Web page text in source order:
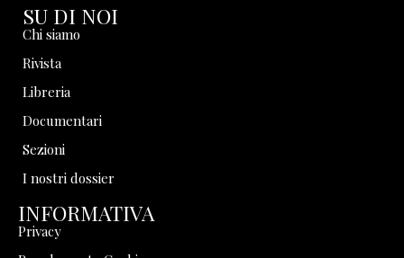
SU DI NOI
Chi siamo
Rivista
Libreria
Documentari
Sezioni
I nostri dossier
INFORMATIVA
Privacy